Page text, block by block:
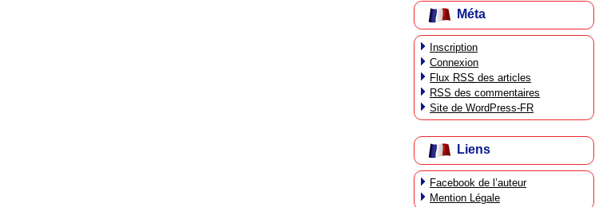
Méta
Inscription
Connexion
Flux RSS des articles
RSS des commentaires
Site de WordPress-FR
Liens
Facebook de l’auteur
Mention Légale